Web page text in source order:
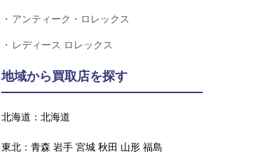
アンティーク・ロレックス
レディース ロレックス
地域から買取店を探す
北海道： 北海道
東北： 青森 岩手 宮城 秋田 山形 福島